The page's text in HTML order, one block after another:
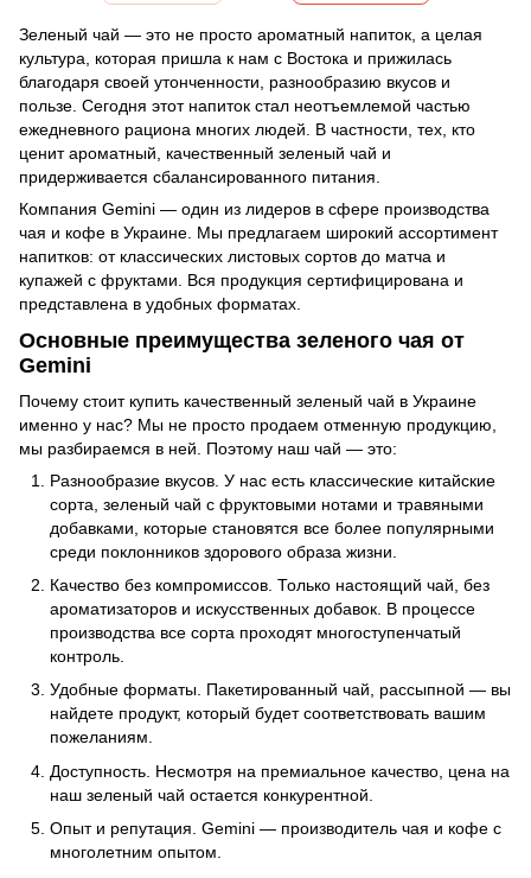
Зеленый чай — это не просто ароматный напиток, а целая
культура, которая пришла к нам с Востока и прижилась
благодаря своей утонченности, разнообразию вкусов и
пользе. Сегодня этот напиток стал неотъемлемой частью
ежедневного рациона многих людей. В частности, тех, кто
ценит ароматный, качественный зеленый чай и
придерживается сбалансированного питания.
Компания Gemini — один из лидеров в сфере производства
чая и кофе в Украине. Мы предлагаем широкий ассортимент
напитков: от классических листовых сортов до матча и
купажей с фруктами. Вся продукция сертифицирована и
представлена в удобных форматах.
Основные преимущества зеленого чая от
Gemini
Почему стоит купить качественный зеленый чай в Украине
именно у нас? Мы не просто продаем отменную продукцию,
мы разбираемся в ней. Поэтому наш чай — это:
Разнообразие вкусов. У нас есть классические китайские
сорта, зеленый чай с фруктовыми нотами и травяными
добавками, которые становятся все более популярными
среди поклонников здорового образа жизни.
Качество без компромиссов. Только настоящий чай, без
ароматизаторов и искусственных добавок. В процессе
производства все сорта проходят многоступенчатый
контроль.
Удобные форматы. Пакетированный чай, рассыпной — вы
найдете продукт, который будет соответствовать вашим
пожеланиям.
Доступность. Несмотря на премиальное качество, цена на
наш зеленый чай остается конкурентной.
Опыт и репутация. Gemini — производитель чая и кофе с
многолетним опытом.